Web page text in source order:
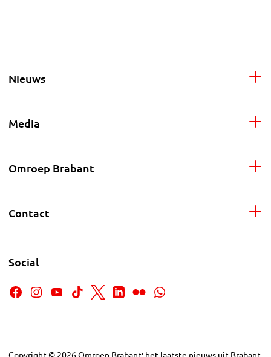
Nieuws
Media
Omroep Brabant
Contact
Social
Copyright © 2026Omroep Brabant: het laatste nieuws uit Brabant,